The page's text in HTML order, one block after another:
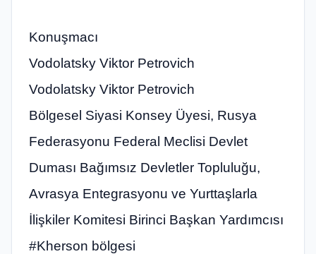
Konuşmacı
Vodolatsky Viktor Petrovich
Vodolatsky Viktor Petrovich
Bölgesel Siyasi Konsey Üyesi, Rusya
Federasyonu Federal Meclisi Devlet
Duması Bağımsız Devletler Topluluğu,
Avrasya Entegrasyonu ve Yurttaşlarla
İlişkiler Komitesi Birinci Başkan Yardımcısı
#Kherson bölgesi